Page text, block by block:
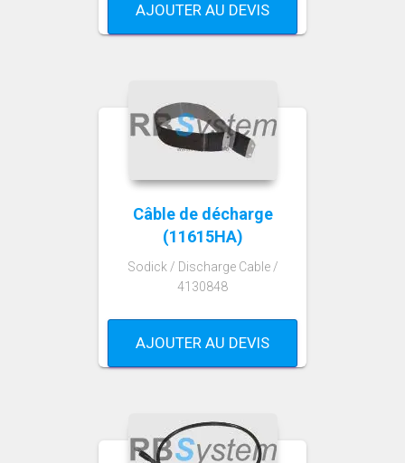
AJOUTER AU DEVIS
Câble de décharge
(11615HA)
Sodick / Discharge Cable /
4130848
AJOUTER AU DEVIS